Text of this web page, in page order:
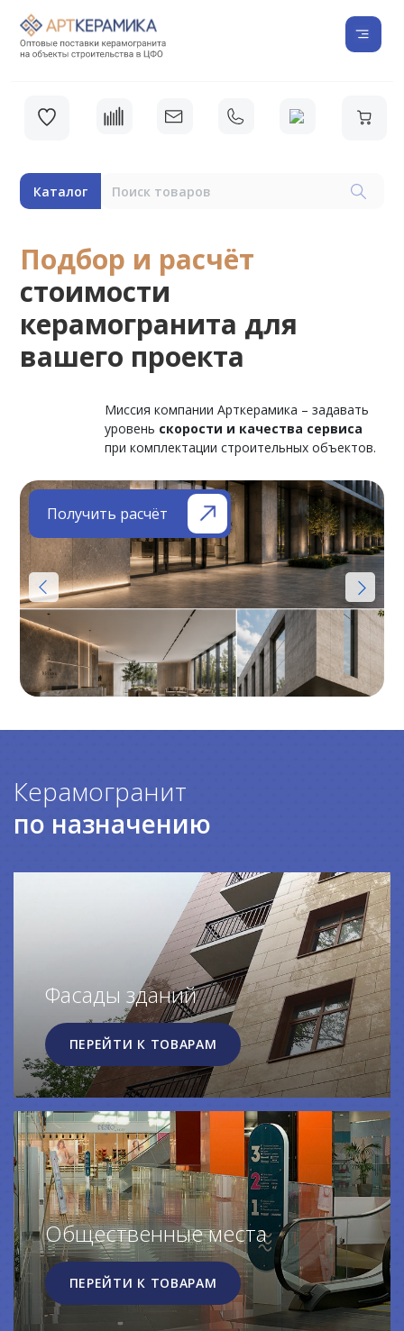
Каталог
Подбор и расчёт
стоимости
керамогранита для
вашего проекта
Миссия компании Арткерамика – задавать
уровень скорости и качества сервиса
при комплектации строительных объектов.
Получить расчёт
Керамогранит
по назначению
Фасады зданий
ПЕРЕЙТИ К ТОВАРАМ
Общественные места
ПЕРЕЙТИ К ТОВАРАМ